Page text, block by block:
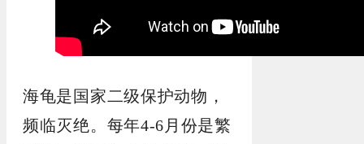
海龟是国家二级保护动物，
频临灭绝。每年4-6月份是繁